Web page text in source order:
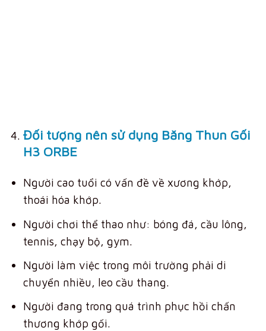
Đối tượng nên sử dụng Băng Thun Gối
H3 ORBE
Người cao tuổi có vấn đề về xương khớp,
thoái hóa khớp.
Người chơi thể thao như: bóng đá, cầu lông,
tennis, chạy bộ, gym.
Người làm việc trong môi trường phải di
chuyển nhiều, leo cầu thang.
Người đang trong quá trình phục hồi chấn
thương khớp gối.